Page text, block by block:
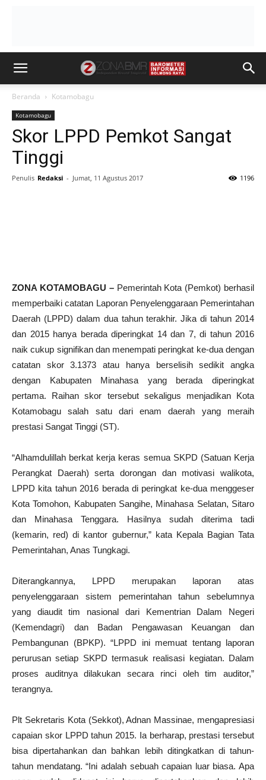
Beranda Kotamobagu
Kotamobagu
Skor LPPD Pemkot Sangat
Tinggi
Penulis Redaksi - Jumat, 11 Agustus 2017 1196
ZONA KOTAMOBAGU – Pemerintah Kota (Pemkot) berhasil
memperbaiki catatan Laporan Penyelenggaraan Pemerintahan
Daerah (LPPD) dalam dua tahun terakhir. Jika di tahun 2014
dan 2015 hanya berada diperingkat 14 dan 7, di tahun 2016
naik cukup signifikan dan menempati peringkat ke-dua dengan
catatan skor 3.1373 atau hanya berselisih sedikit angka
dengan Kabupaten Minahasa yang berada diperingkat
pertama. Raihan skor tersebut sekaligus menjadikan Kota
Kotamobagu salah satu dari enam daerah yang meraih
prestasi Sangat Tinggi (ST).
“Alhamdulillah berkat kerja keras semua SKPD (Satuan Kerja
Perangkat Daerah) serta dorongan dan motivasi walikota,
LPPD kita tahun 2016 berada di peringkat ke-dua menggeser
Kota Tomohon, Kabupaten Sangihe, Minahasa Selatan, Sitaro
dan Minahasa Tenggara. Hasilnya sudah diterima tadi
(kemarin, red) di kantor gubernur,” kata Kepala Bagian Tata
Pemerintahan, Anas Tungkagi.
Diterangkannya, LPPD merupakan laporan atas
penyelenggaraan sistem pemerintahan tahun sebelumnya
yang diaudit tim nasional dari Kementrian Dalam Negeri
(Kemendagri) dan Badan Pengawasan Keuangan dan
Pembangunan (BPKP). “LPPD ini memuat tentang laporan
perurusan setiap SKPD termasuk realisasi kegiatan. Dalam
proses auditnya dilakukan secara rinci oleh tim auditor,”
terangnya.
Plt Sekretaris Kota (Sekkot), Adnan Massinae, mengapresiasi
capaian skor LPPD tahun 2015. Ia berharap, prestasi tersebut
bisa dipertahankan dan bahkan lebih ditingkatkan di tahun-
tahun mendatang. “Ini adalah sebuah capaian luar biasa. Apa